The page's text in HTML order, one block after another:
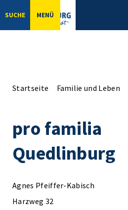
SUCHE MENÜ
Startseite Familie und Leben
pro familia
Quedlinburg
Agnes Pfeiffer-Kabisch
Harzweg 32